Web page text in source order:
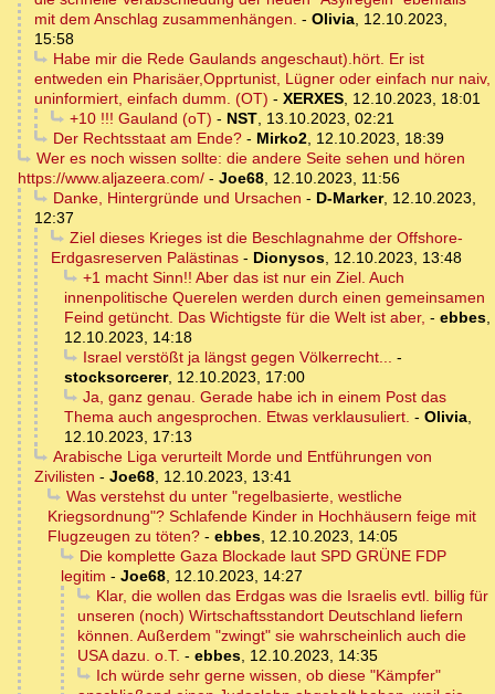
mit dem Anschlag zusammenhängen. - Olivia, 12.10.2023,
15:58
Habe mir die Rede Gaulands angeschaut).hört. Er ist
entweden ein Pharisäer,Opprtunist, Lügner oder einfach nur naiv,
uninformiert, einfach dumm. (OT) - XERXES, 12.10.2023, 18:01
+10 !!! Gauland (oT) - NST, 13.10.2023, 02:21
Der Rechtsstaat am Ende?- Mirko2, 12.10.2023, 18:39
Wer es noch wissen sollte: die andere Seite sehen und hören
https://www.aljazeera.com/ - Joe68, 12.10.2023, 11:56
Danke, Hintergründe und Ursachen - D-Marker, 12.10.2023,
12:37
Ziel dieses Krieges ist die Beschlagnahme der Offshore-
Erdgasreserven Palästinas - Dionysos, 12.10.2023, 13:48
+1 macht Sinn!! Aber das ist nur ein Ziel. Auch
innenpolitische Querelen werden durch einen gemeinsamen
Feind getüncht. Das Wichtigste für die Welt ist aber, - ebbes,
12.10.2023, 14:18
Israel verstößt ja längst gegen Völkerrecht... -
stocksorcerer, 12.10.2023, 17:00
Ja, ganz genau. Gerade habe ich in einem Post das
Thema auch angesprochen. Etwas verklausuliert. - Olivia,
12.10.2023, 17:13
Arabische Liga verurteilt Morde und Entführungen von
Zivilisten - Joe68, 12.10.2023, 13:41
Was verstehst du unter "regelbasierte, westliche
Kriegsordnung"? Schlafende Kinder in Hochhäusern feige mit
Flugzeugen zu töten? - ebbes, 12.10.2023, 14:05
Die komplette Gaza Blockade laut SPD GRÜNE FDP
legitim - Joe68, 12.10.2023, 14:27
Klar, die wollen das Erdgas was die Israelis evtl. billig für
unseren (noch) Wirtschaftsstandort Deutschland liefern
können. Außerdem "zwingt" sie wahrscheinlich auch die
USA dazu. o.T. - ebbes, 12.10.2023, 14:35
Ich würde sehr gerne wissen, ob diese "Kämpfer"